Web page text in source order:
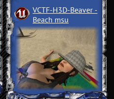
VCTF-H3D-Beaver ­
Beach msu